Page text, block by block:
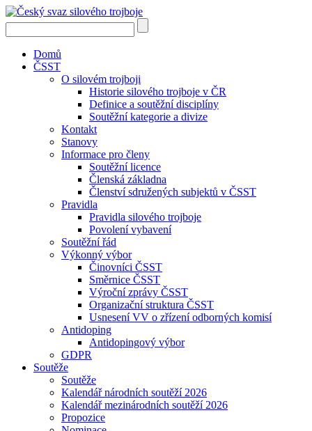
Domů
ČSST
O silovém trojboji
Historie silového trojboje v ČR
Definice a soutěžní disciplíny
Soutěžní kategorie a divize
Kontakt
Stanovy
Informace pro členy
Soutěžní licence
Členská základna
Členství sdružených subjektů v ČSST
Pravidla
Pravidla silového trojboje
Povolení vybavení
Soutěžní řád
Výkonný výbor
Činovníci ČSST
Směrnice ČSST
Výroční zprávy ČSST
Organizační struktura ČSST
Usnesení VV o zřízení odborných komisí
Antidoping
Antidopingový výbor
GDPR
Soutěže
Soutěže
Kalendář národních soutěží 2026
Kalendář mezinárodních soutěží 2026
Propozice